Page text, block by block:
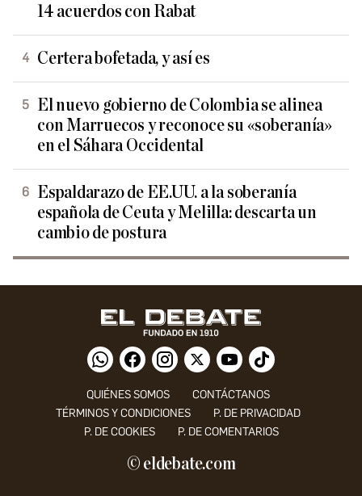
14 acuerdos con Rabat
Certera bofetada, y así es
El nuevo gobierno de Colombia se alinea
con Marruecos y reconoce su «soberanía»
en el Sáhara Occidental
Espaldarazo de EE.UU. a la soberanía
española de Ceuta y Melilla: descarta un
cambio de postura
QUIÉNES SOMOS
CONTÁCTANOS
TÉRMINOS Y CONDICIONES
P. DE PRIVACIDAD
P. DE COOKIES
P. DE COMENTARIOS
© eldebate.com